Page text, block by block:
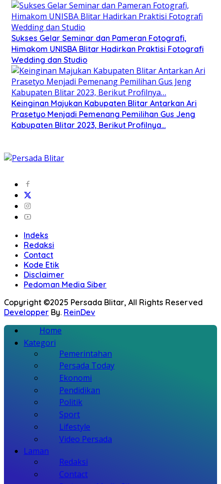
Sukses Gelar Seminar dan Pameran Fotografi,
Himakom UNISBA Blitar Hadirkan Praktisi Fotografi
Wedding dan Studio
Keinginan Majukan Kabupaten Blitar Antarkan Ari
Prasetyo Menjadi Pemenang Pemilihan Gus Jeng
Kabupaten Blitar 2023, Berikut Profilnya…
Indeks
Redaksi
Contact
Kode Etik
Disclaimer
Pedoman Media Siber
Copyright ©2025 Persada Blitar, All Rights Reserved
Developper By. ReinDev
Home
Kategori
Pemerintahan
Persada Today
Ekonomi
Pendidikan
Politik
Sport
Lifestyle
Video Persada
Laman
Redaksi
Contact